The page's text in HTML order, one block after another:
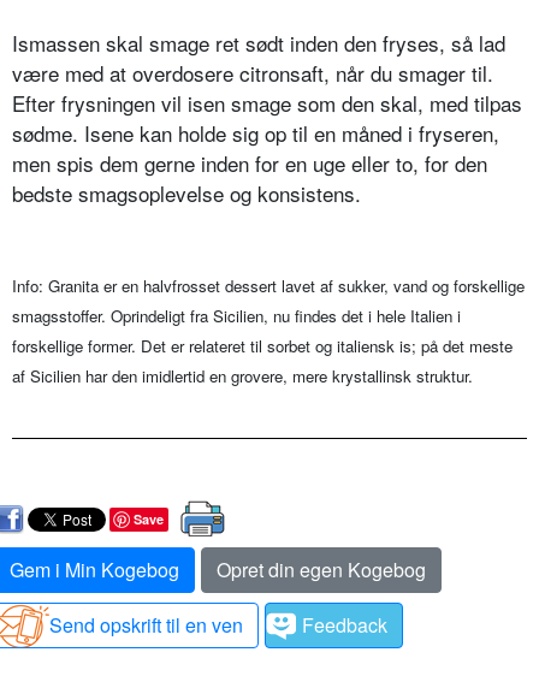
Ismassen skal smage ret sødt inden den fryses, så lad
være med at overdosere citronsaft, når du smager til.
Efter frysningen vil isen smage som den skal, med tilpas
sødme. Isene kan holde sig op til en måned i fryseren,
men spis dem gerne inden for en uge eller to, for den
bedste smagsoplevelse og konsistens.
Info: Granita er en halvfrosset dessert lavet af sukker, vand og forskellige
smagsstoffer. Oprindeligt fra Sicilien, nu findes det i hele Italien i
forskellige former. Det er relateret til sorbet og italiensk is; på det meste
af Sicilien har den imidlertid en grovere, mere krystallinsk struktur.
Save
Gem i Min Kogebog
Opret din egen Kogebog
Send opskrift til en ven
Feedback